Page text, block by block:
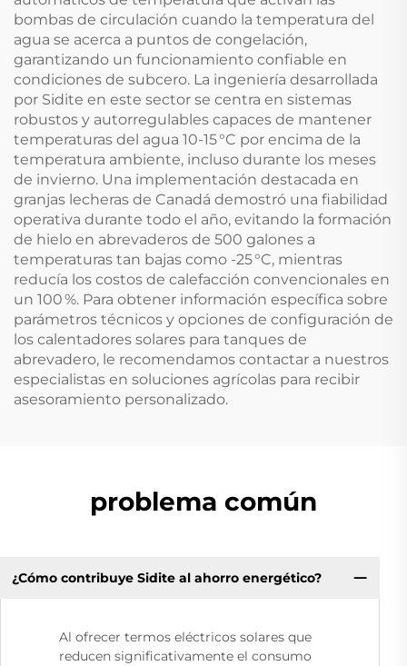
bombas de circulación cuando la temperatura del
agua se acerca a puntos de congelación,
garantizando un funcionamiento confiable en
condiciones de subcero. La ingeniería desarrollada
por Sidite en este sector se centra en sistemas
robustos y autorregulables capaces de mantener
temperaturas del agua 10-15 °C por encima de la
temperatura ambiente, incluso durante los meses
de invierno. Una implementación destacada en
granjas lecheras de Canadá demostró una fiabilidad
operativa durante todo el año, evitando la formación
de hielo en abrevaderos de 500 galones a
temperaturas tan bajas como -25 °C, mientras
reducía los costos de calefacción convencionales en
un 100 %. Para obtener información específica sobre
parámetros técnicos y opciones de configuración de
los calentadores solares para tanques de
abrevadero, le recomendamos contactar a nuestros
especialistas en soluciones agrícolas para recibir
asesoramiento personalizado.
problema común
¿Cómo contribuye Sidite al ahorro energético?
Al ofrecer termos eléctricos solares que
reducen significativamente el consumo